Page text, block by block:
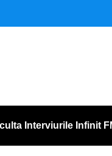
Interviurile Infinit